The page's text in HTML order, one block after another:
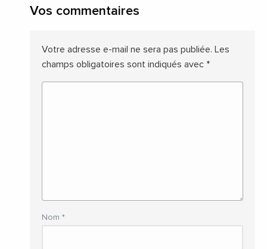
Vos commentaires
Votre adresse e-mail ne sera pas publiée. Les
champs obligatoires sont indiqués avec *
Nom *